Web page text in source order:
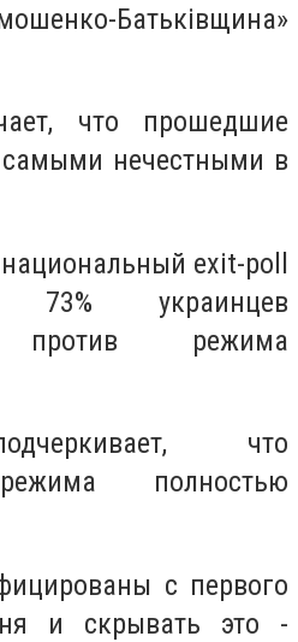
Батьківщина»
что прошедшие
нечестными в
exit-poll
73% украинцев
против режима
что
полностью
с первого
и скрывать это -